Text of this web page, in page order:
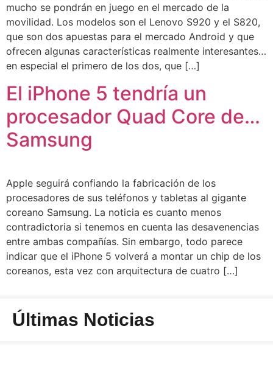
mucho se pondrán en juego en el mercado de la
movilidad. Los modelos son el Lenovo S920 y el S820,
que son dos apuestas para el mercado Android y que
ofrecen algunas características realmente interesantes…
en especial el primero de los dos, que […]
El iPhone 5 tendría un
procesador Quad Core de…
Samsung
Apple seguirá confiando la fabricación de los
procesadores de sus teléfonos y tabletas al gigante
coreano Samsung. La noticia es cuanto menos
contradictoria si tenemos en cuenta las desavenencias
entre ambas compañías. Sin embargo, todo parece
indicar que el iPhone 5 volverá a montar un chip de los
coreanos, esta vez con arquitectura de cuatro […]
Últimas Noticias